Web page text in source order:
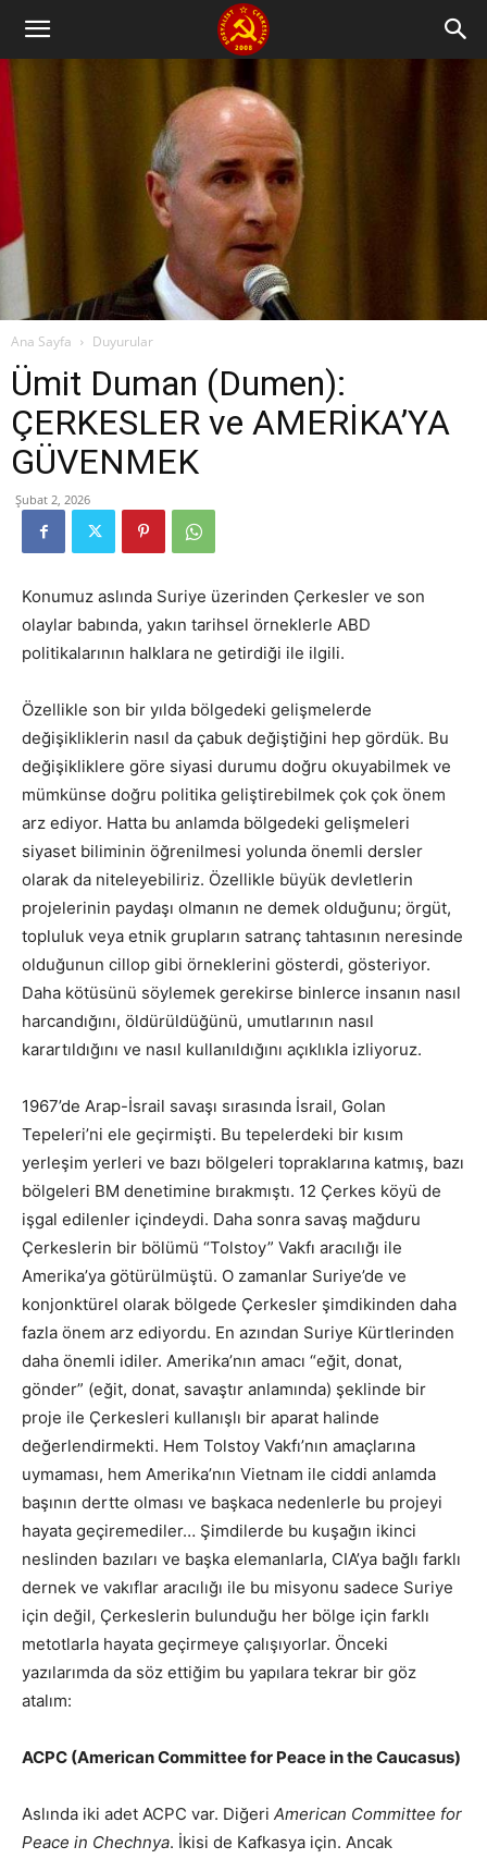
Ana Sayfa Duyurular
Ümit Duman (Dumen):
ÇERKESLER ve AMERİKA’YA
GÜVENMEK
Şubat 2, 2026
Konumuz aslında Suriye üzerinden Çerkesler ve son
olaylar babında, yakın tarihsel örneklerle ABD
politikalarının halklara ne getirdiği ile ilgili.
Özellikle son bir yılda bölgedeki gelişmelerde
değişikliklerin nasıl da çabuk değiştiğini hep gördük. Bu
değişikliklere göre siyasi durumu doğru okuyabilmek ve
mümkünse doğru politika geliştirebilmek çok çok önem
arz ediyor. Hatta bu anlamda bölgedeki gelişmeleri
siyaset biliminin öğrenilmesi yolunda önemli dersler
olarak da niteleyebiliriz. Özellikle büyük devletlerin
projelerinin paydaşı olmanın ne demek olduğunu; örgüt,
topluluk veya etnik grupların satranç tahtasının neresinde
olduğunun cillop gibi örneklerini gösterdi, gösteriyor.
Daha kötüsünü söylemek gerekirse binlerce insanın nasıl
harcandığını, öldürüldüğünü, umutlarının nasıl
karartıldığını ve nasıl kullanıldığını açıklıkla izliyoruz.
1967’de Arap-İsrail savaşı sırasında İsrail, Golan
Tepeleri’ni ele geçirmişti. Bu tepelerdeki bir kısım
yerleşim yerleri ve bazı bölgeleri topraklarına katmış, bazı
bölgeleri BM denetimine bırakmıştı. 12 Çerkes köyü de
işgal edilenler içindeydi. Daha sonra savaş mağduru
Çerkeslerin bir bölümü “Tolstoy” Vakfı aracılığı ile
Amerika’ya götürülmüştü. O zamanlar Suriye’de ve
konjonktürel olarak bölgede Çerkesler şimdikinden daha
fazla önem arz ediyordu. En azından Suriye Kürtlerinden
daha önemli idiler. Amerika’nın amacı “eğit, donat,
gönder” (eğit, donat, savaştır anlamında) şeklinde bir
proje ile Çerkesleri kullanışlı bir aparat halinde
değerlendirmekti. Hem Tolstoy Vakfı’nın amaçlarına
uymaması, hem Amerika’nın Vietnam ile ciddi anlamda
başının dertte olması ve başkaca nedenlerle bu projeyi
hayata geçiremediler… Şimdilerde bu kuşağın ikinci
neslinden bazıları ve başka elemanlarla, CIA’ya bağlı farklı
dernek ve vakıflar aracılığı ile bu misyonu sadece Suriye
için değil, Çerkeslerin bulunduğu her bölge için farklı
metotlarla hayata geçirmeye çalışıyorlar. Önceki
yazılarımda da söz ettiğim bu yapılara tekrar bir göz
atalım:
ACPC (American Committee for Peace in the Caucasus)
Aslında iki adet ACPC var. Diğeri American Committee for
Peace in Chechnya. İkisi de Kafkasya için. Ancak